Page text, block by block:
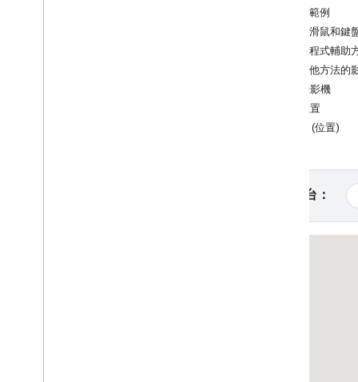
測試範例
使用滑鼠和鍵
透過程式輔助
對其他方法的
控制攝影機
相機位置
目標 (位置)
選取平台：